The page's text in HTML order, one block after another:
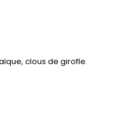
clous de girofle.